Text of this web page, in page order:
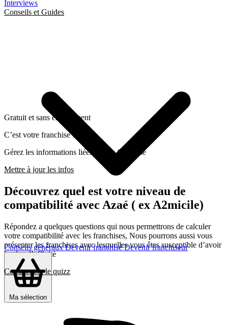
Interviews
Conseils et Guides
Conseils générauxDevenir franchiséDevenir franchiseur
Ma sélection
Gratuit et sans engagement
C’est votre franchise ?
Gérez les informations liées a cette franchise
Mettre à jour les infos
Découvrez quel est votre niveau de
compatibilité avec Azaé ( ex A2micile)
Répondez a quelques questions qui nous permettrons de calculer
votre compatibilité avec les franchises, Nous pourrons aussi vous
présenter les franchises avec lesquelles vous êtes susceptible d’avoir
le plus d’affinité
Commencer le quizz